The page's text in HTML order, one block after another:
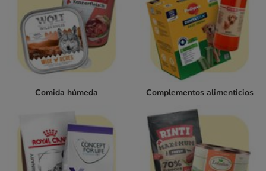
Comida húmeda Complementos alimenticios